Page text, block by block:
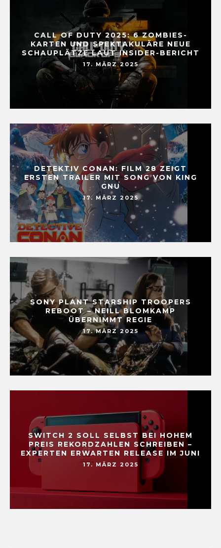
CALL OF DUTY 2025: 6 ZOMBIES-
KARTEN UND SPEKTAKULÄRE NEUE
SCHAUPLÄTZE LAUT INSIDER-BERICHT
17. MÄRZ 2025
DETEKTIV CONAN: FILM 28 ZEIGT
ERSTEN TRAILER MIT SONG VON KING
GNU
17. MÄRZ 2025
SONY PLANT STARSHIP TROOPERS
REBOOT – NEILL BLOMKAMP
ÜBERNIMMT REGIE
17. MÄRZ 2025
SWITCH 2 SOLL SELBST BEI HOHEM
PREIS REKORDZAHLEN SCHREIBEN –
EXPERTEN ERWARTEN RELEASE IM JUNI
17. MÄRZ 2025